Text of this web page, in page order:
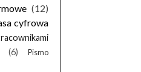
(12)
cyfrowa
(6)
Pismo